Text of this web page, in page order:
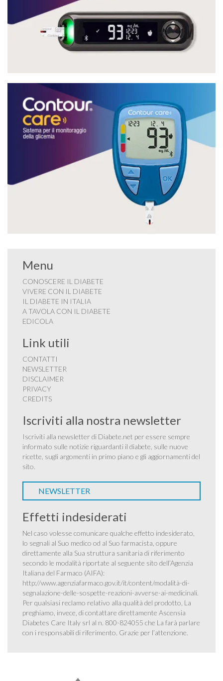
Menu
CONOSCERE IL DIABETE
VIVERE CON IL DIABETE
IL DIABETE IN ITALIA
A TAVOLA CON IL DIABETE
EDICOLA
Link utili
CONTATTI
NEWSLETTER
DISCLAIMER
PRIVACY
CREDITS
Iscriviti alla nostra newsletter
Iscriviti alla newsletter di Diabete.net per essere sempre
informato sulle notizie riguardanti il diabete, sulle nuove
ricette, sugli argomenti in primo piano e gli aggiornamenti del
sito.
NEWSLETTER
Effetti indesiderati
Nel caso volesse comunicare qualche effetto indesiderato,
lo segnali al Suo medico od al Suo farmacista, oppure
direttamente alla Sua struttura sanitaria di riferimento
secondo le modalità riportate al seguente sito dell’Agenzia
Italiana del Farmaco (AIFA):
http://www.agenziafarmaco.gov.it/it/content/modalità-di-
segnalazione-delle-sospette-reazioni-avverse-ai-medicinali.
Per qualsiasi reclamo relativo alla qualità del prodotto, La
preghiamo, invece, di contattare direttamente Ascensia
Diabetes Care Italy srl al n. 800-824055 che La farà parlare
con i responsabili di riferimento. Grazie per l’attenzione.